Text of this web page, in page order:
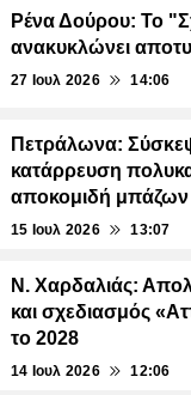
Ρένα Δούρου: Το
ανακυκλώνει
27 Ιουλ 2026 14:06
Πετράλωνα:
κατάρρευση
αποκομιδή μπάζων
15 Ιουλ 2026 13:07
Ν. Χαρδαλιάς:
και σχεδιασμός
το 2028
14 Ιουλ 2026 12:06